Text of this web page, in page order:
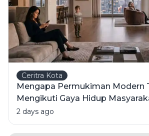
Ceritra Kota
Mengapa Permukiman Modern
Mengikuti Gaya Hidup
2 days ago